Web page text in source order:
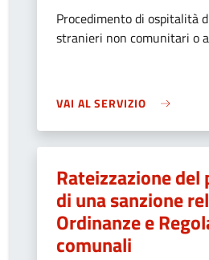
Procedimento di ospitalità
stranieri non comunitari o
VAI AL SERVIZIO
Rateizzazione del
di una sanzione
Ordinanze e
comunali